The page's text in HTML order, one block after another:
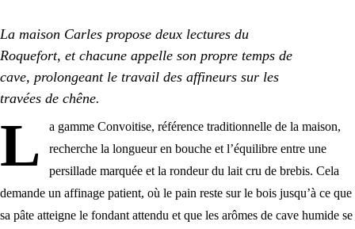
La maison Carles propose deux lectures du
Roquefort, et chacune appelle son propre temps de
cave, prolongeant le travail des affineurs sur les
travées de chêne.
L a gamme Convoitise, référence traditionnelle de la maison,
recherche la longueur en bouche et l’équilibre entre une
persillade marquée et la rondeur du lait cru de brebis. Cela
demande un affinage patient, où le pain reste sur le bois jusqu’à ce que
sa pâte atteigne le fondant attendu et que les arômes de cave humide se